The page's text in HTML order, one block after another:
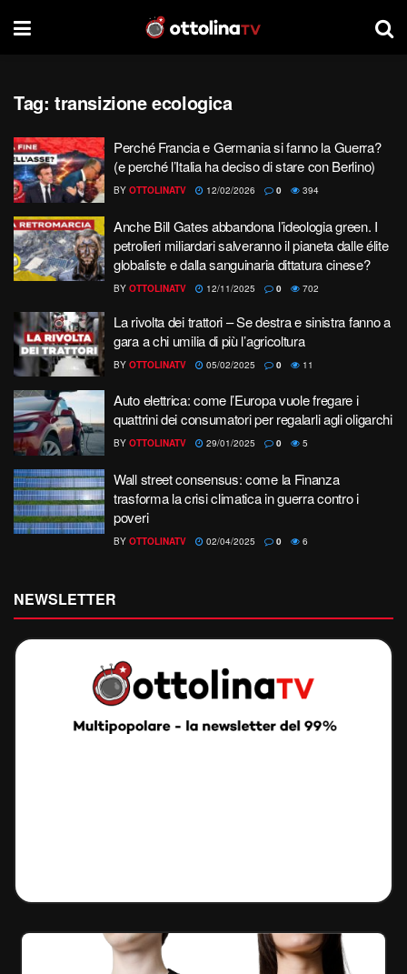
Tag: transizione ecologica
Perché Francia e Germania si fanno la Guerra?
(e perché l’Italia ha deciso di stare con Berlino)
BY OTTOLINATV 12/02/2026 0 394
Anche Bill Gates abbandona l’ideologia green. I
petrolieri miliardari salveranno il pianeta dalle élite
globaliste e dalla sanguinaria dittatura cinese?
BY OTTOLINATV 12/11/2025 0 702
La rivolta dei trattori – Se destra e sinistra fanno a
gara a chi umilia di più l’agricoltura
BY OTTOLINATV 05/02/2025 0 11
Auto elettrica: come l’Europa vuole fregare i
quattrini dei consumatori per regalarli agli oligarchi
BY OTTOLINATV 29/01/2025 0 5
Wall street consensus: come la Finanza
trasforma la crisi climatica in guerra contro i
poveri
BY OTTOLINATV 02/04/2025 0 6
NEWSLETTER